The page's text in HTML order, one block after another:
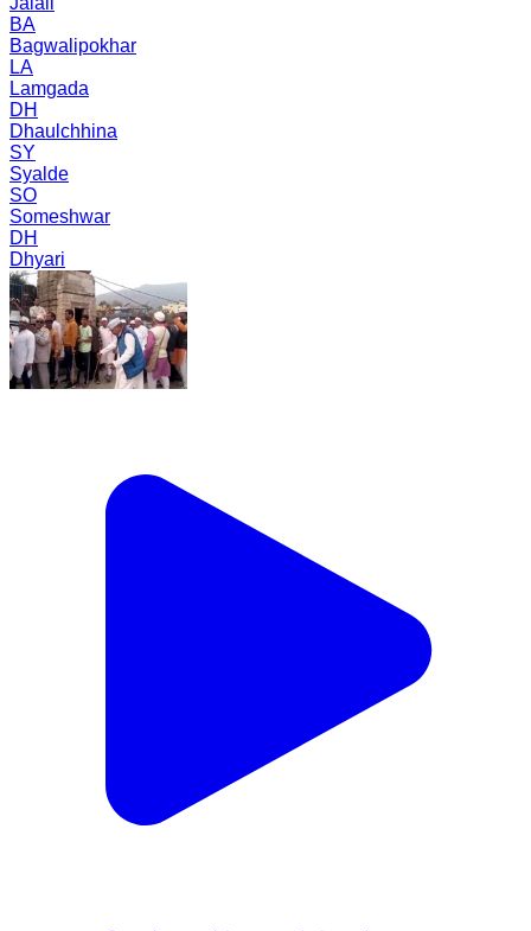
BA
Bagwalipokhar
LA
Lamgada
DH
Dhaulchhina
SY
Syalde
SO
Someshwar
DH
Dhyari